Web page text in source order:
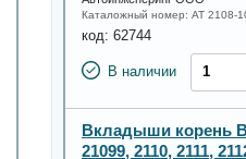
Каталожный номер: AT 2108-
код: 62744
В наличии
Вкладыши корень
21099, 2110, 2111,